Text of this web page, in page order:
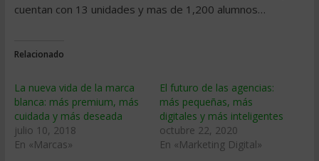
cuentan con 13 unidades y mas de 1,200 alumnos…
Relacionado
La nueva vida de la marca
blanca: más premium, más
cuidada y más deseada
julio 10, 2018
En «Marcas»
El futuro de las agencias:
más pequeñas, más
digitales y más inteligentes
octubre 22, 2020
En «Marketing Digital»